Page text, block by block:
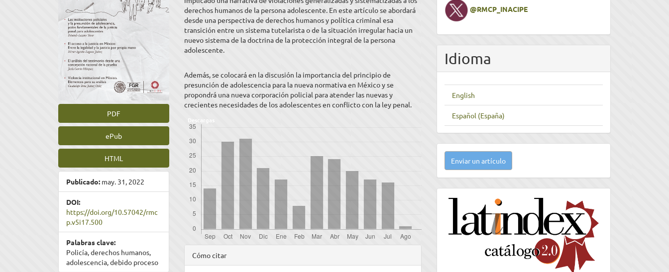
PDF
ePub
HTML
Publicado: may. 31, 2022
DOI:
https://doi.org/10.57042/rmc
p.v5i17.500
Palabras clave:
Policía, derechos humanos,
adolescencia, debido proceso
derechos humanos de la persona adolescente. En este artículo se abordará
desde una perspectiva de derechos humanos y política criminal esa
transición entre un sistema tutelarista o de la situación irregular hacia un
nuevo sistema de la doctrina de la protección integral de la persona
adolescente.
Además, se colocará en la discusión la importancia del principio de
presunción de adolescencia para la nueva normativa en México y se
propondrá una nueva corporación policial para atender las nuevas y
crecientes necesidades de los adolescentes en conflicto con la ley penal.
Descargas
Detalles
Cómo citar
Twitter@RMCP_INACIPE
Idioma
English
Español (España)
Enviar
un
artículo
Enviar un artículo
latindex